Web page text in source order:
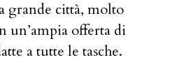
grande città, molto
un’ampia offerta di
a tutte le tasche.